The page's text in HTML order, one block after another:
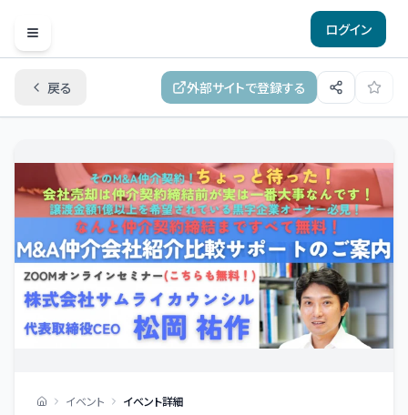
Open menu
ログイン
戻る 外部サイトで登録する
イベント イベント詳細